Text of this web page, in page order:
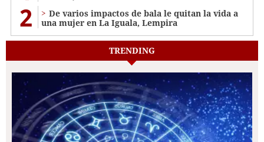
2
De varios impactos de bala le quitan la vida a
una mujer en La Iguala, Lempira
TRENDING